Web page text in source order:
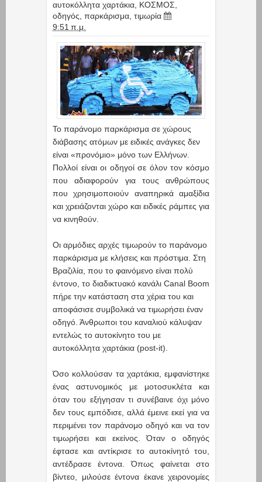
αυτοκόλλητα χαρτάκια ΚΟΣΜΟΣ
οδηγός παρκάρισμα τιμωρία
9:51 π.μ.
Το παράνομο παρκάρισμα σε χώρους
διάβασης ατόμων με ειδικές ανάγκες δεν
είναι «προνόμιο» μόνο των Ελλήνων.
Πολλοί είναι οι οδηγοί σε όλον τον κόσμο
που αδιαφορούν για τους ανθρώπους
που χρησιμοποιούν αναπηρικά αμαξίδια
και χρειάζονται χώρο και ειδικές ράμπες για
να κινηθούν.
Οι αρμόδιες αρχές τιμωρούν το παράνομο
παρκάρισμα με κλήσεις και πρόστιμα. Στη
Βραζιλία, που το φαινόμενο είναι πολύ
έντονο, το διαδικτυακό κανάλι Canal Boom
πήρε την κατάσταση στα χέρια του και
αποφάσισε συμβολικά να τιμωρήσει έναν
οδηγό. Άνθρωποι του καναλιού κάλυψαν
εντελώς το αυτοκίνητο του με
αυτοκόλλητα χαρτάκια (post-it).
Όσο κολλούσαν τα χαρτάκια, εμφανίστηκε
ένας αστυνομικός με μοτοσυκλέτα και
όταν του εξήγησαν τι συνέβαινε όχι μόνο
δεν τους εμπόδισε, αλλά έμεινε εκεί για να
περιμένει τον παράνομο οδηγό και να τον
τιμωρήσει και εκείνος. Όταν ο οδηγός
έφτασε και αντίκρισε το αυτοκίνητό του,
αντέδρασε έντονα. Όπως φαίνεται στο
βίντεο, μιλούσε έντονα έκανε χειρονομίες